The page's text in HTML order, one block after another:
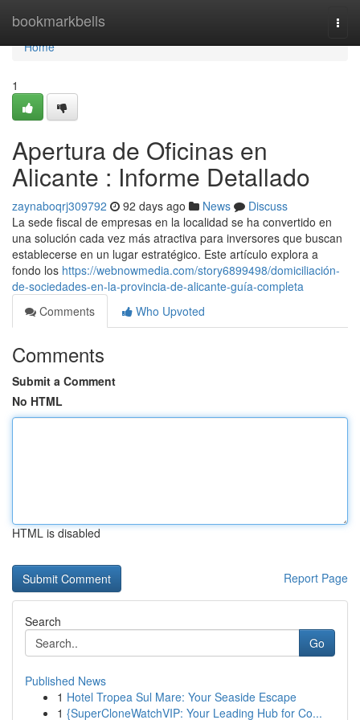
bookmarkbells
Home
Home
1
Apertura de Oficinas en
Alicante : Informe Detallado
zaynaboqrj309792 92 days ago News
Discuss
La sede fiscal de empresas en la localidad se ha convertido en
una solución cada vez más atractiva para inversores que buscan
establecerse en un lugar estratégico. Este artículo explora a
fondo los https://webnowmedia.com/story6899498/domiciliación-
de-sociedades-en-la-provincia-de-alicante-guía-completa
Comments
Who Upvoted
Comments
Submit a Comment
No HTML
HTML is disabled
Report Page
Search
Go
Published News
1 Hotel Tropea Sul Mare: Your Seaside Escape
1 {SuperCloneWatchVIP: Your Leading Hub for Co...